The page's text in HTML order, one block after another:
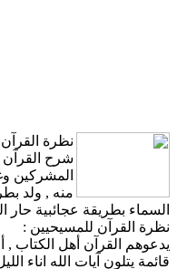
نظرة
شرح القرآن
المشركين
منه , ولد
السماء بطريقة عجائبية حار
نظرة القرآن للمسيحيين :
يدعوهم القرآن أهل الكتاب ,